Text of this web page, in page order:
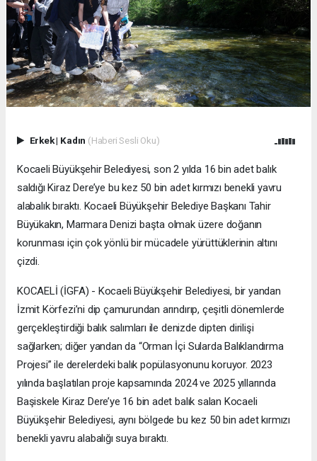
Erkek| Kadın (Haberi Sesli Oku)
Kocaeli Büyükşehir Belediyesi, son 2 yılda 16 bin adet balık
saldığı Kiraz Dere’ye bu kez 50 bin adet kırmızı benekli yavru
alabalık bıraktı. Kocaeli Büyükşehir Belediye Başkanı Tahir
Büyükakın, Marmara Denizi başta olmak üzere doğanın
korunması için çok yönlü bir mücadele yürüttüklerinin altını
çizdi.
KOCAELİ (İGFA) - Kocaeli Büyükşehir Belediyesi, bir yandan
İzmit Körfezi’ni dip çamurundan arındırıp, çeşitli dönemlerde
gerçekleştirdiği balık salımları ile denizde dipten dirilişi
sağlarken; diğer yandan da “Orman İçi Sularda Balıklandırma
Projesi” ile derelerdeki balık popülasyonunu koruyor. 2023
yılında başlatılan proje kapsamında 2024 ve 2025 yıllarında
Başiskele Kiraz Dere’ye 16 bin adet balık salan Kocaeli
Büyükşehir Belediyesi, aynı bölgede bu kez 50 bin adet kırmızı
benekli yavru alabalığı suya bıraktı.